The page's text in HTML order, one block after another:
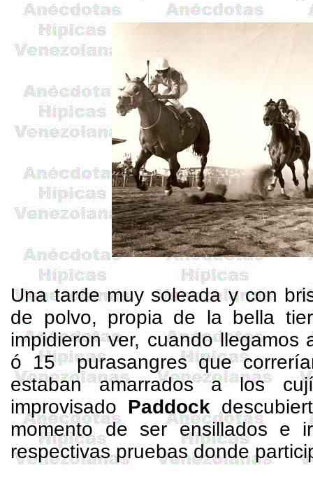
Una tarde muy soleada y con
de polvo, propia de la bella
impidieron ver, cuando llegamos
ó 15
purasangres que
estaban amarrados a los
improvisado Paddock
momento de ser ensillados e
respectivas pruebas donde